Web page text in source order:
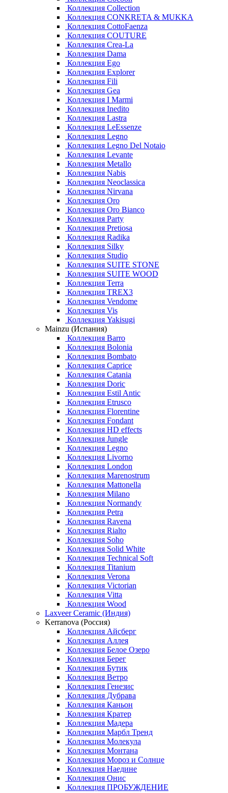
Коллекция Collection
Коллекция CONKRETA & MUKKA
Коллекция CottoFaenza
Коллекция COUTURE
Коллекция Crea-La
Коллекция Dama
Коллекция Ego
Коллекция Explorer
Коллекция Fili
Коллекция Gea
Коллекция I Marmi
Коллекция Inedito
Коллекция Lastra
Коллекция LeEssenze
Коллекция Legno
Коллекция Legno Del Notaio
Коллекция Levante
Коллекция Metallo
Коллекция Nabis
Коллекция Neoclassica
Коллекция Nirvana
Коллекция Oro
Коллекция Oro Bianco
Коллекция Party
Коллекция Pretiosa
Коллекция Radika
Коллекция Silky
Коллекция Studio
Коллекция SUITE STONE
Коллекция SUITE WOOD
Коллекция Terra
Коллекция TREX3
Коллекция Vendome
Коллекция Vis
Коллекция Yakisugi
Mainzu (Испания)
Коллекция Barro
Коллекция Bolonia
Коллекция Bombato
Коллекция Caprice
Коллекция Catania
Коллекция Doric
Коллекция Estil Antic
Коллекция Etrusco
Коллекция Florentine
Коллекция Fondant
Коллекция HD effects
Коллекция Jungle
Коллекция Legno
Коллекция Livorno
Коллекция London
Коллекция Marenostrum
Коллекция Mattonella
Коллекция Milano
Коллекция Normandy
Коллекция Petra
Коллекция Ravena
Коллекция Rialto
Коллекция Soho
Коллекция Solid White
Коллекция Technical Soft
Коллекция Titanium
Коллекция Verona
Коллекция Victorian
Коллекция Vitta
Коллекция Wood
Laxveer Ceramic (Индия)
Kerranova (Россия)
Коллекция Айсберг
Коллекция Аллея
Коллекция Белое Озеро
Коллекция Берег
Коллекция Бутик
Коллекция Ветро
Коллекция Генезис
Коллекция Дубрава
Коллекция Каньон
Коллекция Кратер
Коллекция Мадера
Коллекция Марбл Тренд
Коллекция Молекула
Коллекция Монтана
Коллекция Мороз и Солнце
Коллекция Наедине
Коллекция Онис
Коллекция ПРОБУЖДЕНИЕ